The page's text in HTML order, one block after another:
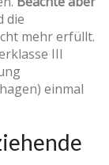
die
mehr erfüllt.
III
einmal